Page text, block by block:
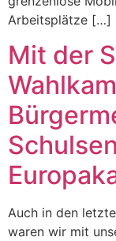
Arbeitsplätze […]
Mit der
Auch in den
waren wir mit